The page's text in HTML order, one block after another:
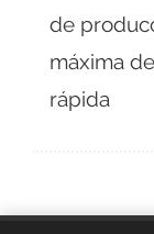
de
máxima
rápida